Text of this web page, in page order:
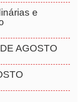
e
AGOSTO